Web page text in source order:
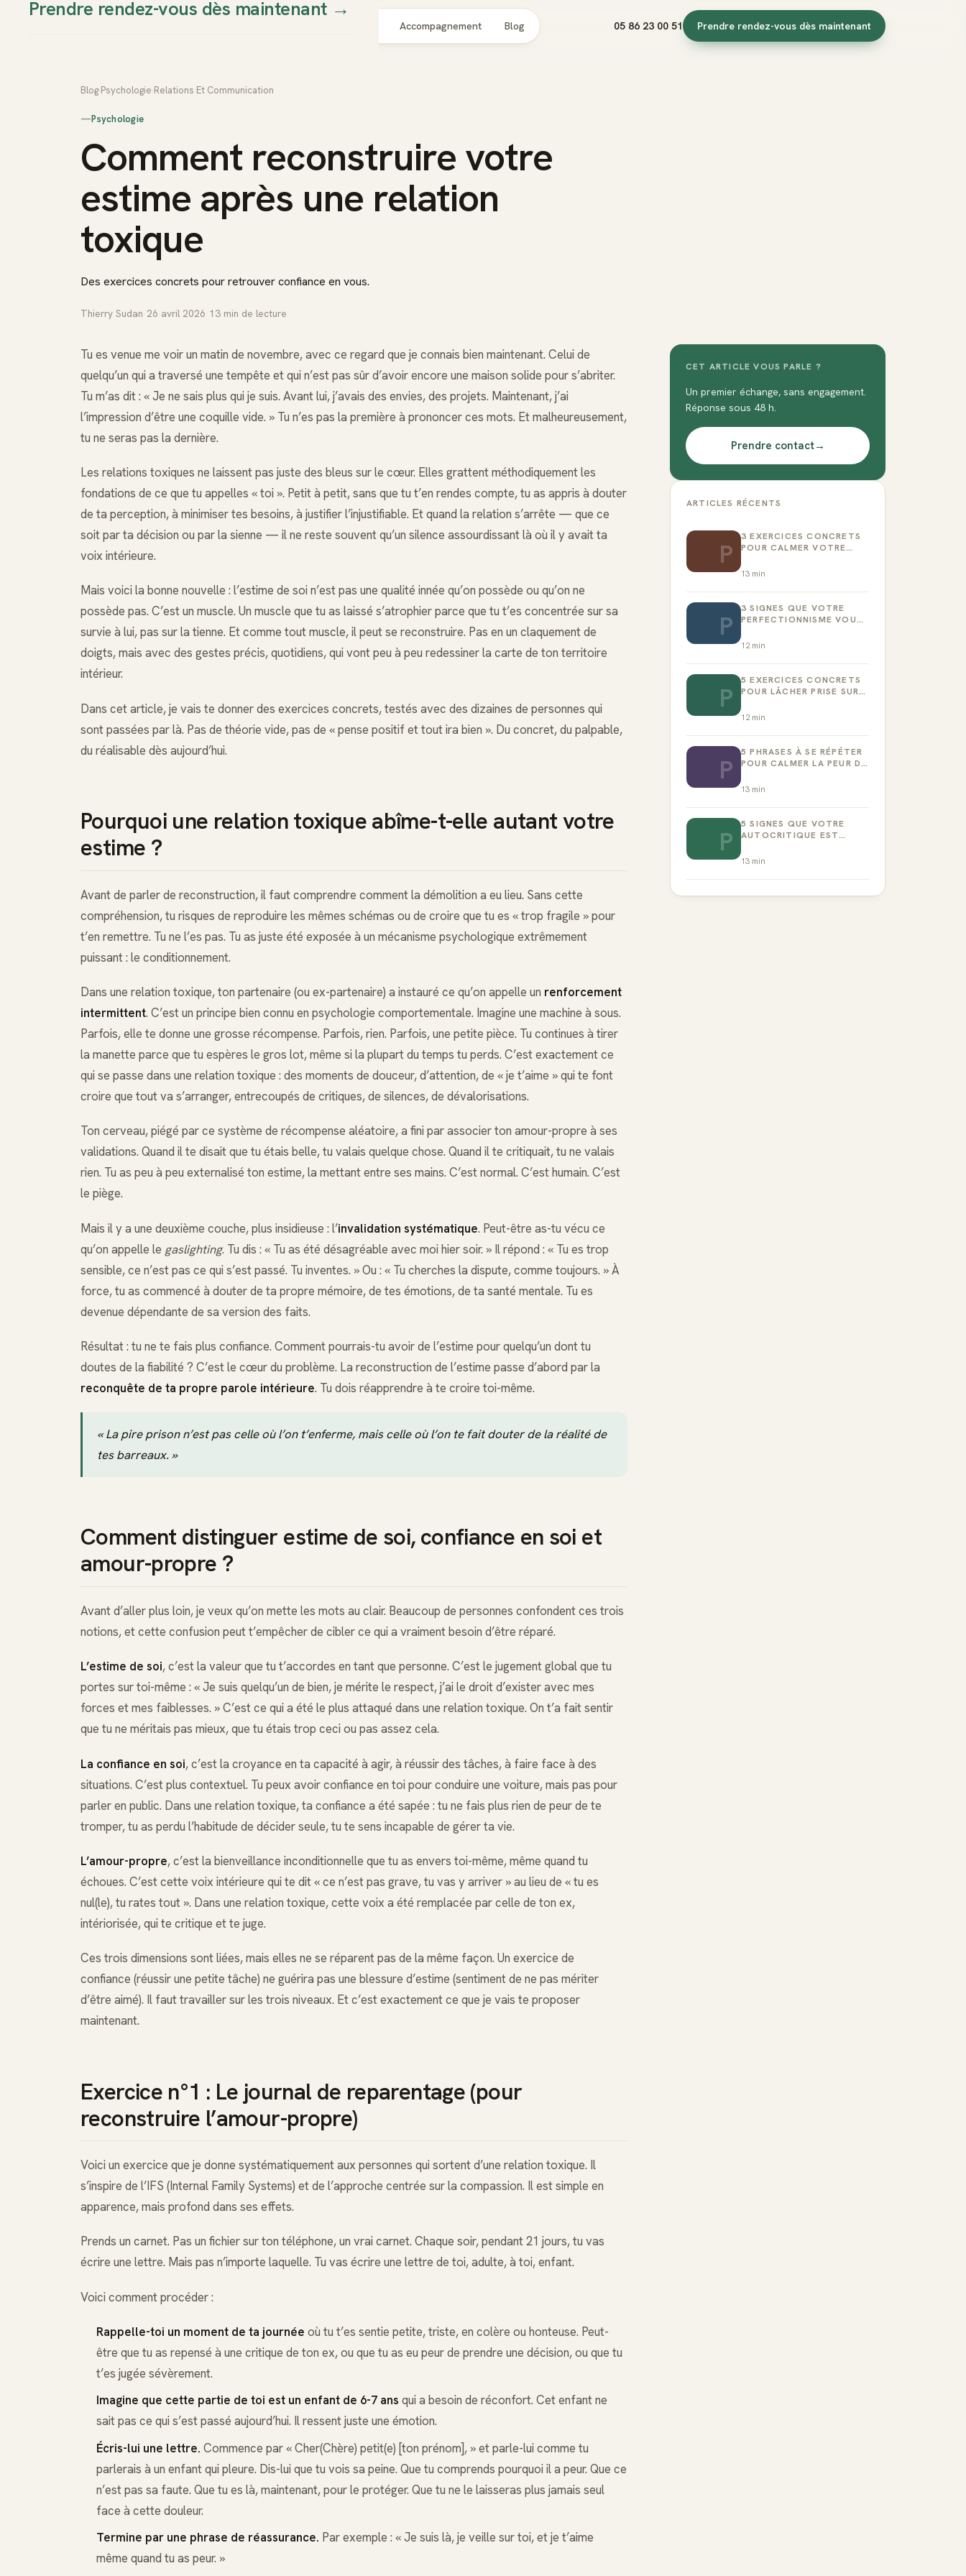
Accompagnement Blog 05 86 23 00 51 Prendre rendez-vous dès maintenant
Prendre rendez-vous dès maintenant→
Blog Psychologie Relations Et Communication
—Psychologie
Comment reconstruire votre
estime après une relation
toxique
Des exercices concrets pour retrouver confiance en vous.
Thierry Sudan 26 avril 2026 13 min de lecture
Tu es venue me voir un matin de novembre, avec ce regard que je connais bien maintenant. Celui de
quelqu’un qui a traversé une tempête et qui n’est pas sûr d’avoir encore une maison solide pour s’abriter.
Tu m’as dit : « Je ne sais plus qui je suis. Avant lui, j’avais des envies, des projets. Maintenant, j’ai
l’impression d’être une coquille vide. » Tu n’es pas la première à prononcer ces mots. Et malheureusement,
tu ne seras pas la dernière.
Les relations toxiques ne laissent pas juste des bleus sur le cœur. Elles grattent méthodiquement les
fondations de ce que tu appelles « toi ». Petit à petit, sans que tu t’en rendes compte, tu as appris à douter
de ta perception, à minimiser tes besoins, à justifier l’injustifiable. Et quand la relation s’arrête — que ce
soit par ta décision ou par la sienne — il ne reste souvent qu’un silence assourdissant là où il y avait ta
voix intérieure.
Mais voici la bonne nouvelle : l’estime de soi n’est pas une qualité innée qu’on possède ou qu’on ne
possède pas. C’est un muscle. Un muscle que tu as laissé s’atrophier parce que tu t’es concentrée sur sa
survie à lui, pas sur la tienne. Et comme tout muscle, il peut se reconstruire. Pas en un claquement de
doigts, mais avec des gestes précis, quotidiens, qui vont peu à peu redessiner la carte de ton territoire
intérieur.
Dans cet article, je vais te donner des exercices concrets, testés avec des dizaines de personnes qui
sont passées par là. Pas de théorie vide, pas de « pense positif et tout ira bien ». Du concret, du palpable,
du réalisable dès aujourd’hui.
Pourquoi une relation toxique abîme-t-elle autant votre
estime ?
Avant de parler de reconstruction, il faut comprendre comment la démolition a eu lieu. Sans cette
compréhension, tu risques de reproduire les mêmes schémas ou de croire que tu es « trop fragile » pour
t’en remettre. Tu ne l’es pas. Tu as juste été exposée à un mécanisme psychologique extrêmement
puissant : le conditionnement.
Dans une relation toxique, ton partenaire (ou ex-partenaire) a instauré ce qu’on appelle un renforcement
intermittent. C’est un principe bien connu en psychologie comportementale. Imagine une machine à sous.
Parfois, elle te donne une grosse récompense. Parfois, rien. Parfois, une petite pièce. Tu continues à tirer
la manette parce que tu espères le gros lot, même si la plupart du temps tu perds. C’est exactement ce
qui se passe dans une relation toxique : des moments de douceur, d’attention, de « je t’aime » qui te font
croire que tout va s’arranger, entrecoupés de critiques, de silences, de dévalorisations.
Ton cerveau, piégé par ce système de récompense aléatoire, a fini par associer ton amour-propre à ses
validations. Quand il te disait que tu étais belle, tu valais quelque chose. Quand il te critiquait, tu ne valais
rien. Tu as peu à peu externalisé ton estime, la mettant entre ses mains. C’est normal. C’est humain. C’est
le piège.
Mais il y a une deuxième couche, plus insidieuse : l’invalidation systématique. Peut-être as-tu vécu ce
qu’on appelle le gaslighting. Tu dis : « Tu as été désagréable avec moi hier soir. » Il répond : « Tu es trop
sensible, ce n’est pas ce qui s’est passé. Tu inventes. » Ou : « Tu cherches la dispute, comme toujours. » À
force, tu as commencé à douter de ta propre mémoire, de tes émotions, de ta santé mentale. Tu es
devenue dépendante de sa version des faits.
Résultat : tu ne te fais plus confiance. Comment pourrais-tu avoir de l’estime pour quelqu’un dont tu
doutes de la fiabilité ? C’est le cœur du problème. La reconstruction de l’estime passe d’abord par la
reconquête de ta propre parole intérieure. Tu dois réapprendre à te croire toi-même.
« La pire prison n’est pas celle où l’on t’enferme, mais celle où l’on te fait douter de la réalité de
tes barreaux. »
Comment distinguer estime de soi, confiance en soi et
amour-propre ?
Avant d’aller plus loin, je veux qu’on mette les mots au clair. Beaucoup de personnes confondent ces trois
notions, et cette confusion peut t’empêcher de cibler ce qui a vraiment besoin d’être réparé.
L’estime de soi, c’est la valeur que tu t’accordes en tant que personne. C’est le jugement global que tu
portes sur toi-même : « Je suis quelqu’un de bien, je mérite le respect, j’ai le droit d’exister avec mes
forces et mes faiblesses. » C’est ce qui a été le plus attaqué dans une relation toxique. On t’a fait sentir
que tu ne méritais pas mieux, que tu étais trop ceci ou pas assez cela.
La confiance en soi, c’est la croyance en ta capacité à agir, à réussir des tâches, à faire face à des
situations. C’est plus contextuel. Tu peux avoir confiance en toi pour conduire une voiture, mais pas pour
parler en public. Dans une relation toxique, ta confiance a été sapée : tu ne fais plus rien de peur de te
tromper, tu as perdu l’habitude de décider seule, tu te sens incapable de gérer ta vie.
L’amour-propre, c’est la bienveillance inconditionnelle que tu as envers toi-même, même quand tu
échoues. C’est cette voix intérieure qui te dit « ce n’est pas grave, tu vas y arriver » au lieu de « tu es
nul(le), tu rates tout ». Dans une relation toxique, cette voix a été remplacée par celle de ton ex,
intériorisée, qui te critique et te juge.
Ces trois dimensions sont liées, mais elles ne se réparent pas de la même façon. Un exercice de
confiance (réussir une petite tâche) ne guérira pas une blessure d’estime (sentiment de ne pas mériter
d’être aimé). Il faut travailler sur les trois niveaux. Et c’est exactement ce que je vais te proposer
maintenant.
Exercice n°1 : Le journal de reparentage (pour
reconstruire l’amour-propre)
Voici un exercice que je donne systématiquement aux personnes qui sortent d’une relation toxique. Il
s’inspire de l’IFS (Internal Family Systems) et de l’approche centrée sur la compassion. Il est simple en
apparence, mais profond dans ses effets.
Prends un carnet. Pas un fichier sur ton téléphone, un vrai carnet. Chaque soir, pendant 21 jours, tu vas
écrire une lettre. Mais pas n’importe laquelle. Tu vas écrire une lettre de toi, adulte, à toi, enfant.
Voici comment procéder :
Rappelle-toi un moment de ta journée où tu t’es sentie petite, triste, en colère ou honteuse. Peut-
être que tu as repensé à une critique de ton ex, ou que tu as eu peur de prendre une décision, ou que tu
t’es jugée sévèrement.
Imagine que cette partie de toi est un enfant de 6-7 ans qui a besoin de réconfort. Cet enfant ne
sait pas ce qui s’est passé aujourd’hui. Il ressent juste une émotion.
Écris-lui une lettre. Commence par « Cher(Chère) petit(e) [ton prénom], » et parle-lui comme tu
parlerais à un enfant qui pleure. Dis-lui que tu vois sa peine. Que tu comprends pourquoi il a peur. Que ce
n’est pas sa faute. Que tu es là, maintenant, pour le protéger. Que tu ne le laisseras plus jamais seul
face à cette douleur.
Termine par une phrase de réassurance. Par exemple : « Je suis là, je veille sur toi, et je t’aime
même quand tu as peur. »
CET ARTICLE VOUS PARLE ?
Un premier échange, sans engagement.
Réponse sous 48 h.
Prendre contact→
ARTICLES RÉCENTS
P
3 EXERCICES CONCRETS
POUR CALMER VOTRE
13 min
P
3 SIGNES QUE VOTRE
PERFECTIONNISME VOUS
12min
P
5 EXERCICES CONCRETS
POUR LÂCHER PRISE SUR
12min
P
5 PHRASES À SE RÉPÉTER
POUR CALMER LA PEUR DE
13 min
P
5 SIGNES QUE VOTRE
AUTOCRITIQUE EST
13 min